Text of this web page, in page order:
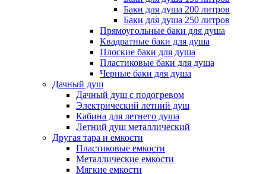
Баки для душа 200 литров
Баки для душа 250 литров
Прямоугольные баки для душа
Квадратные баки для душа
Плоские баки для душа
Пластиковые баки для душа
Черные баки для душа
Дачный душ
Дачный душ с подогревом
Электрический летний душ
Кабина для летнего душа
Летний душ металлический
Другая тара и емкости
Пластиковые емкости
Металлические емкости
Мягкие емкости